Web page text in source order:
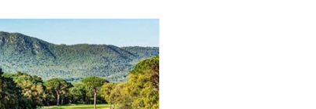
SOCIALES
PATROCINIO